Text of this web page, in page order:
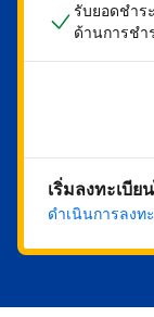
รับยอดชำร
ด้านการชำ
เริ่มลงทะเบีย
ดำเนินการลงท